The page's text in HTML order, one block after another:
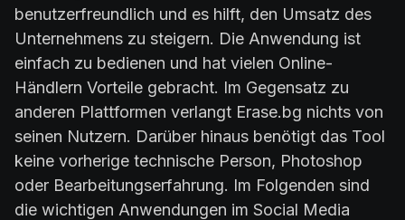
benutzerfreundlich und es hilft, den Umsatz des
Unternehmens zu steigern. Die Anwendung ist
einfach zu bedienen und hat vielen Online-
Händlern Vorteile gebracht. Im Gegensatz zu
anderen Plattformen verlangt Erase.bg nichts von
seinen Nutzern. Darüber hinaus benötigt das Tool
keine vorherige technische Person, Photoshop
oder Bearbeitungserfahrung. Im Folgenden sind
die wichtigen Anwendungen im Social Media